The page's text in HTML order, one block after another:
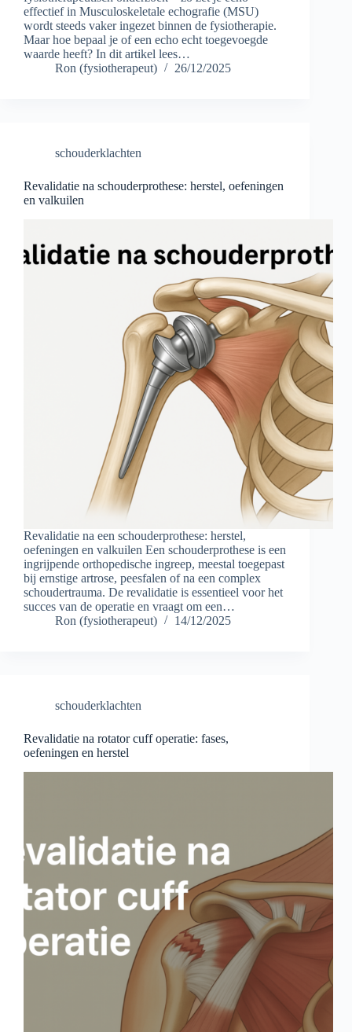
effectief in Musculoskeletale echografie (MSU)
wordt steeds vaker ingezet binnen de fysiotherapie.
Maar hoe bepaal je of een echo echt toegevoegde
waarde heeft? In dit artikel lees…
Ron (fysiotherapeut)
26/12/2025
schouderklachten
Revalidatie na schouderprothese: herstel, oefeningen
en valkuilen
Revalidatie na een schouderprothese: herstel,
oefeningen en valkuilen Een schouderprothese is een
ingrijpende orthopedische ingreep, meestal toegepast
bij ernstige artrose, peesfalen of na een complex
schoudertrauma. De revalidatie is essentieel voor het
succes van de operatie en vraagt om een…
Ron (fysiotherapeut)
14/12/2025
schouderklachten
Revalidatie na rotator cuff operatie: fases,
oefeningen en herstel